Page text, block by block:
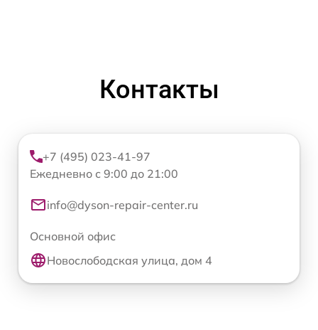
Контакты
+7 (495) 023-41-97
Ежедневно с 9:00 до 21:00
info@dyson-repair-center.ru
Основной офис
Новослободская улица, дом 4